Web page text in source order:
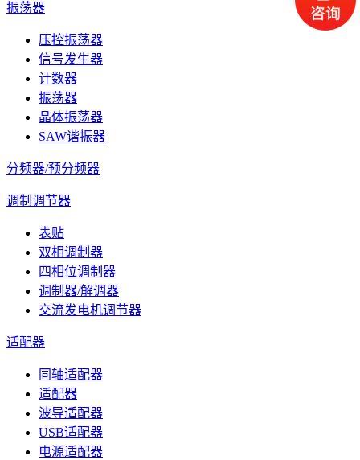
振荡器
压控振荡器
信号发生器
计数器
振荡器
晶体振荡器
SAW谐振器
分频器/预分频器
调制调节器
表贴
双相调制器
四相位调制器
调制器/解调器
交流发电机调节器
适配器
同轴适配器
适配器
波导适配器
USB适配器
电源适配器